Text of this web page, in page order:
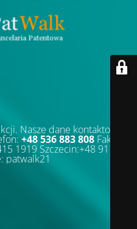
Nasze dane kontaktowe: E-
+48 536 883 808 Faks:+48
1919 Szczecin:+48 91 852
patwalk21